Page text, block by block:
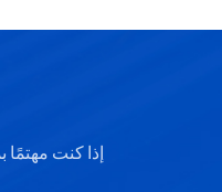
إذا كنت مهتمًا